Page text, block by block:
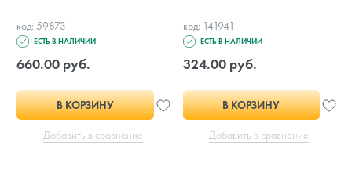
код: 59873
ЕСТЬ В НАЛИЧИИ
660.00 руб.
В КОРЗИНУ
Добавить в сравнение
код: 141941
ЕСТЬ В НАЛИЧИИ
324.00 руб.
В КОРЗИНУ
Добавить в сравнение